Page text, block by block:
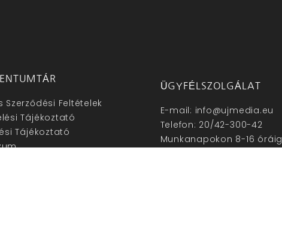
Szerződési Feltételek
Tájékoztató
Tájékoztató
ÜGYFÉLSZOLGÁLAT
E-mail: info@ujmedia.eu
Telefon: 20/42-300-42
Munkanapokon 8-16 óráig